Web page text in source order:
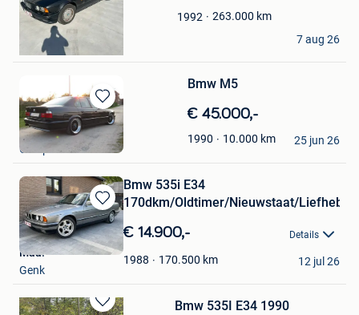
Favorieten
1992 263.000 km
Louis hoorelbeke
Voormezele
7 aug 26
Bewaren
in
Mijn
Favorieten
Bmw M5
€ 45.000,-
1990 10.000 km
Sam Coenjaerts
Overpelt
25 jun 26
Bewaren
in
Mijn
Favorieten
Bmw 535i E34
170dkm/Oldtimer/Nieuwstaat/
€ 14.900,- Details
1988 170.500 km
Maa.
Genk
12 jul 26
Bmw 535I E34 1990